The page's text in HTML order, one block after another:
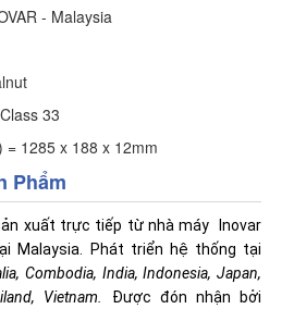
- Malaysia
33
= 1285 x 188 x 12mm
Phẩm
xuất trực tiếp từ nhà máy Inovar
Malaysia. Phát triển hệ thống tại
Combodia, India, Indonesia, Japan,
Vietnam. Được đón nhận bởi